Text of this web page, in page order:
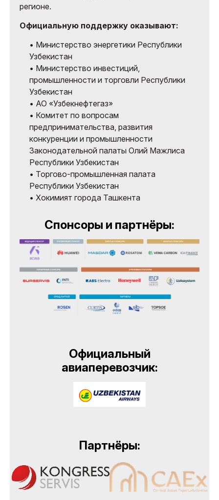
регионе.
Официальную поддержку оказывают:
• Министерство энергетики Республики
Узбекистан
• Министерство инвестиций,
промышленности и торговли Республики
Узбекистан
• АО «Узбекнефтегаз»
• Комитет по вопросам
предпринимательства, развития
конкуренции и промышленности
Законодательной палаты Олий Мажлиса
Республики Узбекистан
• Торгово-промышленная палата
Республики Узбекистан
• Хокимият города Ташкента
Спонсоры и партнёры:
Официальный
авиаперевозчик:
Партнёры: